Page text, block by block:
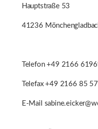
Hauptstraße 53
41236
Telefon +49 2166
Telefax +49 2166 85
E-Mail